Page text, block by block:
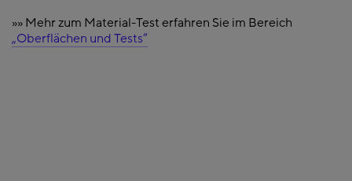
»» Mehr zum Material-Test erfahren Sie im Bereich
„Oberflächen und Tests“